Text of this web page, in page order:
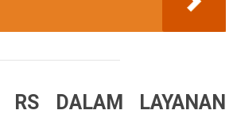
RS DALAM LAYANAN